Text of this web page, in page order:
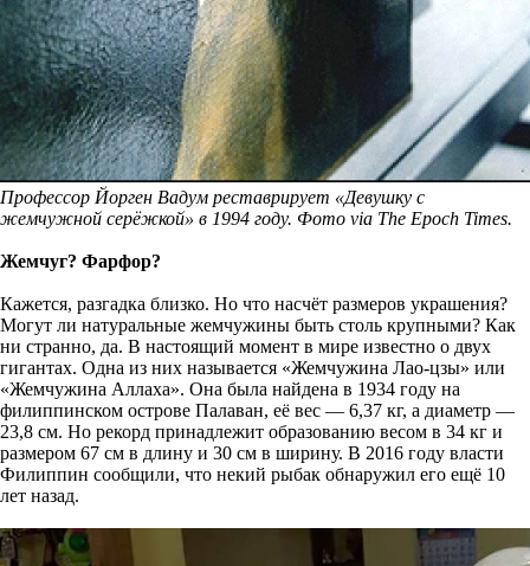
Профессор Йорген Вадум реставрирует «Девушку с
жемчужной серёжкой» в 1994 году. Фото via The Epoch Times.
Жемчуг? Фарфор?
Кажется, разгадка близко. Но что насчёт размеров украшения?
Могут ли натуральные жемчужины быть столь крупными? Как
ни странно, да. В настоящий момент в мире известно о двух
гигантах. Одна из них называется «Жемчужина Лао-цзы» или
«Жемчужина Аллаха». Она была найдена в 1934 году на
филиппинском острове Палаван, её вес — 6,37 кг, а диаметр —
23,8 см. Но рекорд принадлежит образованию весом в 34 кг и
размером 67 см в длину и 30 см в ширину. В 2016 году власти
Филиппин сообщили, что некий рыбак обнаружил его ещё 10
лет назад.